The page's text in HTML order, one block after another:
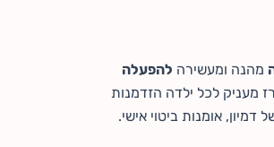
מהנה ומעשירה להפעלה
מעניק לכל ילדה הזדמנות
אומנות ביטוי אישי.